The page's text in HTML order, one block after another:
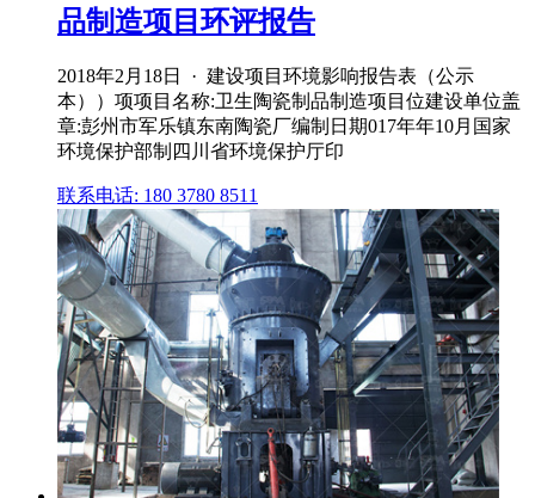
品制造项目环评报告
2018年2月18日 · 建设项目环境影响报告表（公示
本））项项目名称:卫生陶瓷制品制造项目位建设单位盖
章:彭州市军乐镇东南陶瓷厂编制日期017年年10月国家
环境保护部制四川省环境保护厅印
联系电话: 180 3780 8511